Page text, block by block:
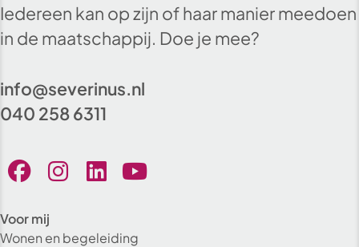
Iedereen kan op zijn of haar manier meedoen
in de maatschappij. Doe je mee?
info@severinus.nl
040 258 6311
Voor mij
Wonen en begeleiding